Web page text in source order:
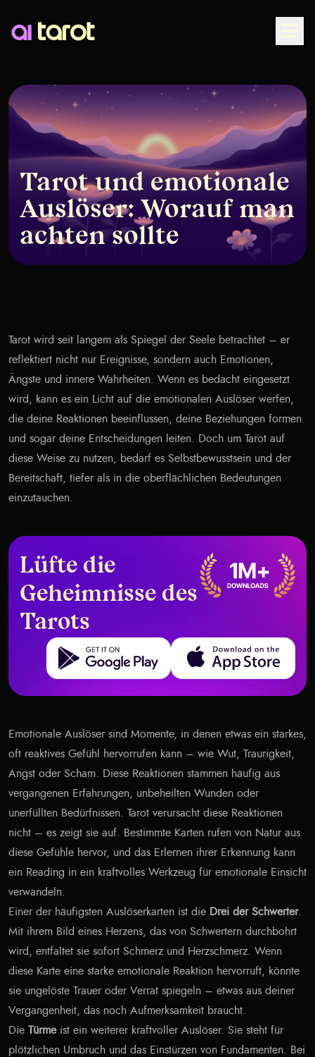
Tarot und emotionale
Auslöser: Worauf man
achten sollte
Tarot wird seit langem als Spiegel der Seele betrachtet – er
reflektiert nicht nur Ereignisse, sondern auch Emotionen,
Ängste und innere Wahrheiten. Wenn es bedacht eingesetzt
wird, kann es ein Licht auf die emotionalen Auslöser werfen,
die deine Reaktionen beeinflussen, deine Beziehungen formen
und sogar deine Entscheidungen leiten. Doch um Tarot auf
diese Weise zu nutzen, bedarf es Selbstbewusstsein und der
Bereitschaft, tiefer als in die oberflächlichen Bedeutungen
einzutauchen.
Lüfte die
Geheimnisse des
Tarots
Get it on Google Play Download on the App Store
Emotionale Auslöser sind Momente, in denen etwas ein starkes,
oft reaktives Gefühl hervorrufen kann – wie Wut, Traurigkeit,
Angst oder Scham. Diese Reaktionen stammen häufig aus
vergangenen Erfahrungen, unbeheilten Wunden oder
unerfüllten Bedürfnissen. Tarot verursacht diese Reaktionen
nicht – es zeigt sie auf. Bestimmte Karten rufen von Natur aus
diese Gefühle hervor, und das Erlernen ihrer Erkennung kann
ein Reading in ein kraftvolles Werkzeug für emotionale Einsicht
verwandeln.
Einer der häufigsten Auslöserkarten ist die Drei der Schwerter.
Mit ihrem Bild eines Herzens, das von Schwertern durchbohrt
wird, entfaltet sie sofort Schmerz und Herzschmerz. Wenn
diese Karte eine starke emotionale Reaktion hervorruft, könnte
sie ungelöste Trauer oder Verrat spiegeln – etwas aus deiner
Vergangenheit, das noch Aufmerksamkeit braucht.
Die Türmeist ein weiterer kraftvoller Auslöser. Sie steht für
plötzlichen Umbruch und das Einstürzen von Fundamenten. Bei